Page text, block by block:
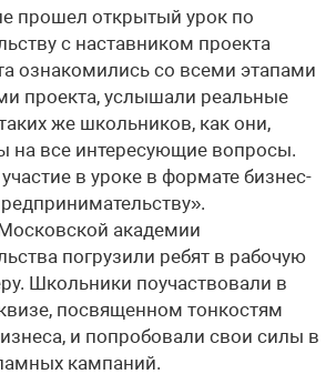
прошел открытый урок по
с наставником проекта
ознакомились со всеми этапами
проекта, услышали реальные
же школьников, как они,
на все интересующие вопросы.
в уроке в формате бизнес-
академии
погрузили ребят в рабочую
Школьники поучаствовали в
посвященном тонкостям
и попробовали свои силы в
кампаний.